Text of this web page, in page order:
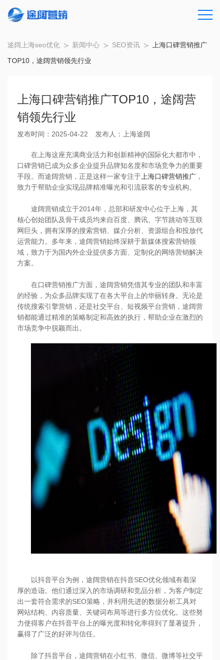
途阔上海seo优化 新闻中心 SEO资讯
上海口碑营销推广
TOP10，途阔营销领先行业
上海口碑营销推广TOP10，途阔营
销领先行业
发布时间：2025-04-22 发布人：上海途阔
在上海这座充满商业活力和创新精神的国际化大都市中，
口碑营销已成为众多企业提升品牌知名度和市场竞争力的重要
手段。而途阔营销，正是这样一家专注于 上海口碑营销推广 ，
致力于帮助企业实现品牌精准曝光和引流获客的专业机构。
途阔营销成立于2014年，总部和研发中心位于上海，其
核心创始团队及骨干成员均来自百度、腾讯、字节跳动等互联
网巨头，拥有深厚的搜索营销、媒介分析、资源组合和投放代
运营能力。多年来，途阔营销始终深耕于新媒体搜索营销领
域，致力于为国内外企业提供多方面、定制化的网络营销解决
方案。
在口碑营销推广方面，途阔营销凭借其专业的团队和丰富
的经验，为众多品牌实现了在各大平台上的华丽转身。无论是
传统搜索引擎营销，还是社交平台、短视频平台营销，途阔营
销都能通过精准的策略制定和高效的执行，帮助企业在激烈的
市场竞争中脱颖而出。
以抖音平台为例，途阔营销在抖音SEO优化领域有着深
厚的造诣。他们通过深入的市场调研和竞品分析，为客户制定
出一套符合需求的SEO策略，并利用先进的数据分析工具对
网站结构、内容质量、关键词布局等进行多方位优化。这些努
力使得客户在抖音平台上的曝光度和转化率得到了显著提升，
赢得了广泛的好评与信任。
除了抖音平台，途阔营销在小红书、微信、微博等社交平